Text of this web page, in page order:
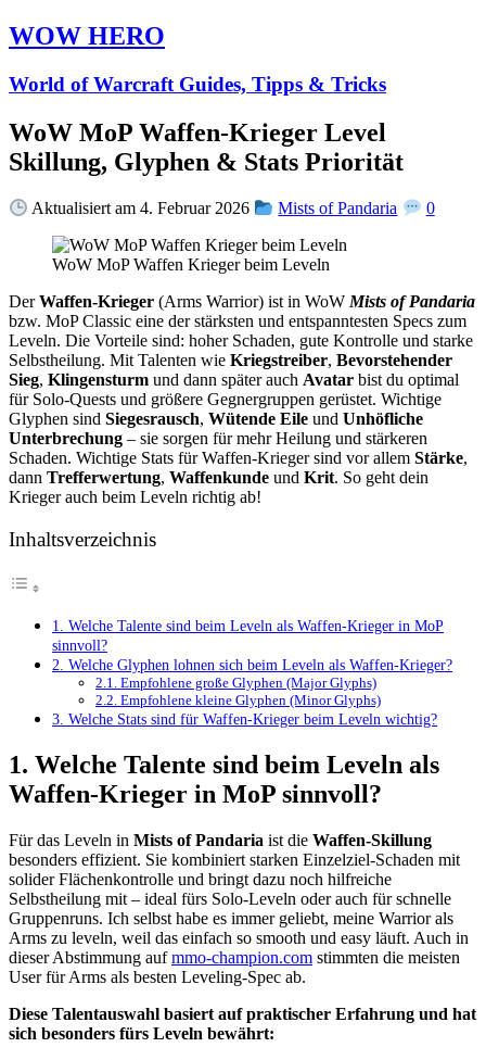
WOW HERO
World of Warcraft Guides, Tipps & Tricks
WoW MoP Waffen-Krieger Level
Skillung, Glyphen & Stats Priorität
Aktualisiert am 4. Februar 2026 Mists of Pandaria 0
WoW MoP Waffen Krieger beim Leveln
DerWaffen-Krieger (Arms Warrior) ist in WoW Mists of Pandaria
bzw. MoP Classic eine der stärksten und entspanntesten Specs zum
Leveln. Die Vorteile sind: hoher Schaden, gute Kontrolle und starke
Selbstheilung. Mit Talenten wie Kriegstreiber, Bevorstehender
Sieg, Klingensturm und dann später auch Avatar bist du optimal
für Solo-Quests und größere Gegnergruppen gerüstet. Wichtige
Glyphen sind Siegesrausch, Wütende Eile und Unhöfliche
Unterbrechung – sie sorgen für mehr Heilung und stärkeren
Schaden. Wichtige Stats für Waffen-Krieger sind vor allem Stärke,
dann Trefferwertung, Waffenkunde und Krit. So geht dein
Krieger auch beim Leveln richtig ab!
Inhaltsverzeichnis
1. Welche Talente sind beim Leveln als Waffen-Krieger in MoP
sinnvoll?
2. Welche Glyphen lohnen sich beim Leveln als Waffen-Krieger?
2.1. Empfohlene große Glyphen (Major Glyphs)
2.2. Empfohlene kleine Glyphen (Minor Glyphs)
3. Welche Stats sind für Waffen-Krieger beim Leveln wichtig?
1. Welche Talente sind beim Leveln als
Waffen-Krieger in MoP sinnvoll?
Für das Leveln in Mists of Pandaria ist die Waffen-Skillung
besonders effizient. Sie kombiniert starken Einzelziel-Schaden mit
solider Flächenkontrolle und bringt dazu noch hilfreiche
Selbstheilung mit – ideal fürs Solo-Leveln oder auch für schnelle
Gruppenruns. Ich selbst habe es immer geliebt, meine Warrior als
Arms zu leveln, weil das einfach so smooth und easy läuft. Auch in
dieser Abstimmung aufmmo-champion.com stimmten die meisten
User für Arms als besten Leveling-Spec ab.
Diese Talentauswahl basiert auf praktischer Erfahrung und hat
sich besonders fürs Leveln bewährt: